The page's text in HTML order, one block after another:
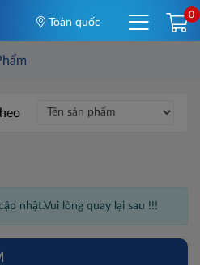
Toàn quốc
0
nhật.Vui lòng quay lại sau !!!